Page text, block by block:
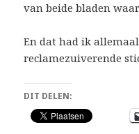
van beide bladen
En dat had ik
reclamezuiverende
DIT DELEN: